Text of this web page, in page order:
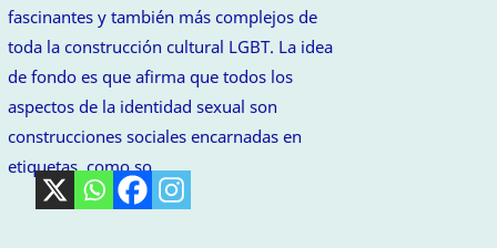
fascinantes y también más complejos de
toda la construcción cultural LGBT. La idea
de fondo es que afirma que todos los
aspectos de la identidad sexual son
construcciones sociales encarnadas en
etiquetas, como so